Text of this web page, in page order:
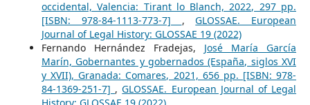
occidental, Valencia: Tirant lo Blanch, 2022, 297 pp.
[ISBN: 978-84-1113-773-7] ,GLOSSAE. European
Journal of Legal History: GLOSSAE 19 (2022)
Fernando Hernández Fradejas, José María García
Marín, Gobernantes y gobernados (España, siglos XVI
y XVII), Granada: Comares, 2021, 656 pp. [ISBN: 978-
84-1369-251-7] ,GLOSSAE. European Journal of Legal